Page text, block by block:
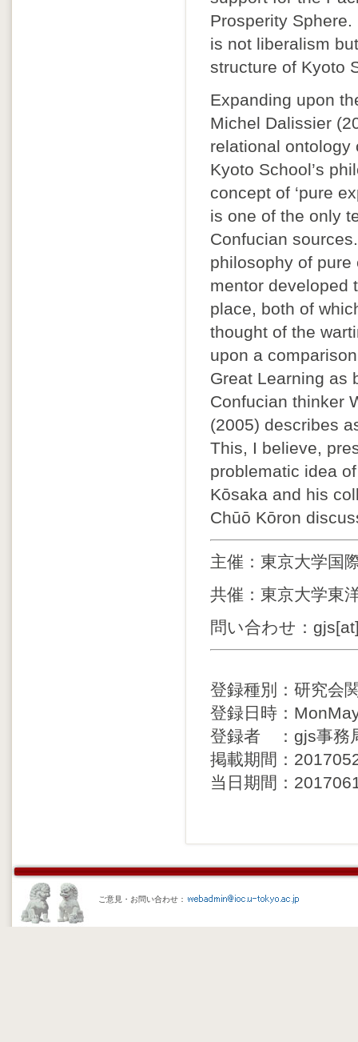
Prosperity
is not liberalism
structure of Kyoto
Expanding upon
Michel Dalissier
relational ontology
Kyoto School’s
concept of ‘pure
is one of the only
Confucian
philosophy of
mentor developed
place, both of
thought of the
upon a
Great Learning as
Confucian thinker
(2005) describes
This, I believe,
problematic idea
Kōsaka and his
Chūō Kōron
主催：東京大学国
共催：東京大学東
問い合わせ：
登録種別：研究会
登録日時：
登録者 ：gjs事務
掲載期間：
当日期間：
ご意見・お問い合わせ：